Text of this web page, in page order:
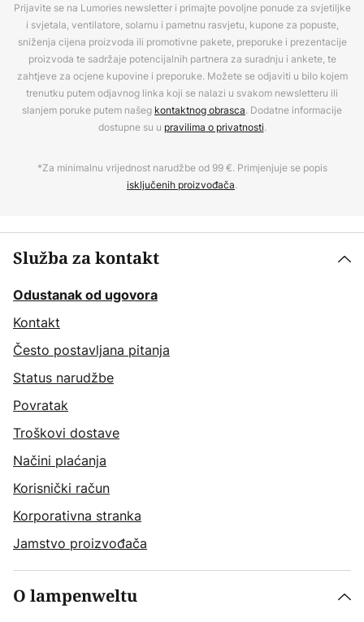
Prijavite se na Lumories newsletter i primajte povoljne ponude za svjetiljke
i svjetala, ventilatore, solarnu i pametnu rasvjetu, kupone za popuste,
sniženja cijena proizvoda ili promotivne pakete, preporuke i prezentacije
proizvoda te sadržaje potencijalnih partnera za suradnju i ankete, te
zahtjeve za ocjene kupovine i preporuke. Možete se odjaviti u bilo kojem
trenutku putem odjavnog linka koji se nalazi u svakom newsletteru ili
slanjem poruke putem našeg kontaktnog obrasca. Dodatne informacije
dostupne su u pravilima o privatnosti.
*Za minimalnu vrijednost narudžbe od 99 €. Primjenjuje se popis
isključenih proizvođača.
Služba za kontakt
Odustanak od ugovora
Kontakt
Često postavljana pitanja
Status narudžbe
Povratak
Troškovi dostave
Načini plaćanja
Korisnički račun
Korporativna stranka
Jamstvo proizvođača
O lampenweltu